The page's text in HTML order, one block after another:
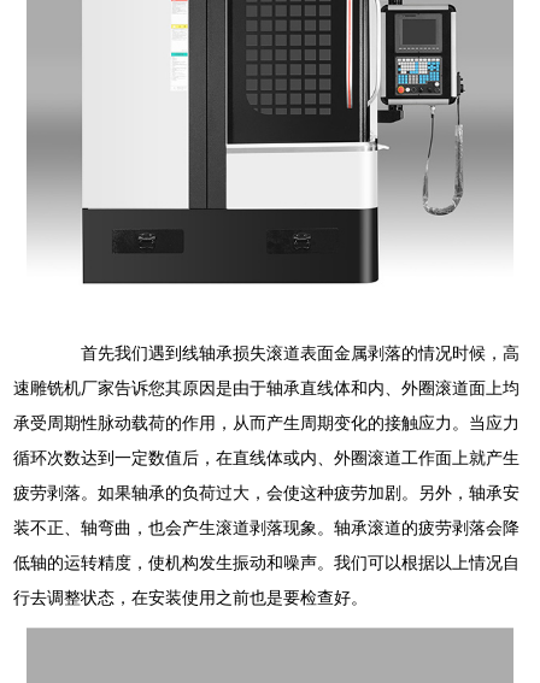
首先我们遇到线轴承损失滚道表面金属剥落的情况时候，高
速雕铣机厂家告诉您其原因是由于轴承直线体和内、外圈滚道面上均
承受周期性脉动载荷的作用，从而产生周期变化的接触应力。当应力
循环次数达到一定数值后，在直线体或内、外圈滚道工作面上就产生
疲劳剥落。如果轴承的负荷过大，会使这种疲劳加剧。另外，轴承安
装不正、轴弯曲，也会产生滚道剥落现象。轴承滚道的疲劳剥落会降
低轴的运转精度，使机构发生振动和噪声。我们可以根据以上情况自
行去调整状态，在安装使用之前也是要检查好。